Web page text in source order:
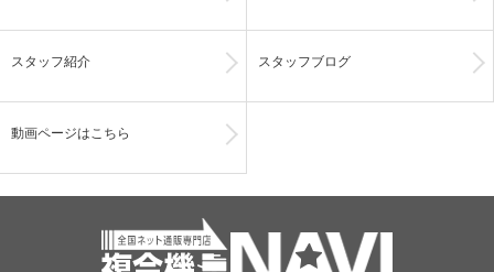
スタッフ紹介 スタッフブログ
動画ページはこちら